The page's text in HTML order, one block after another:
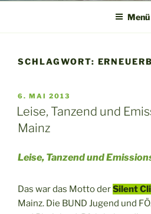
Menü
SCHLAGWORT:
VERÖFFENTLICHT
AM
6. MAI 2013
Leise, Tanzend und
Mainz
Leise, Tanzend und
Das war das Motto derSilent
Mainz. Die BUND Jugend und